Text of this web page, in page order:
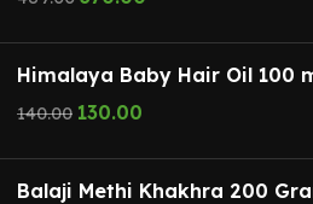
Himalaya Baby Hair Oil 100
140.00 130.00
Balaji Methi Khakhra 200